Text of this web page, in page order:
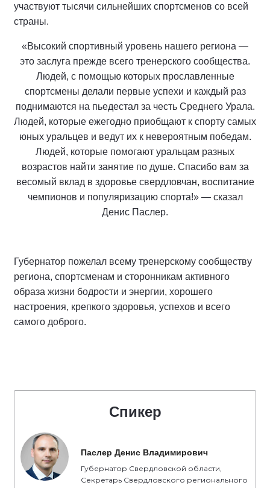
участвуют тысячи сильнейших спортсменов со всей
страны.
«Высокий спортивный уровень нашего региона —
это заслуга прежде всего тренерского сообщества.
Людей, с помощью которых прославленные
спортсмены делали первые успехи и каждый раз
поднимаются на пьедестал за честь Среднего Урала.
Людей, которые ежегодно приобщают к спорту самых
юных уральцев и ведут их к невероятным победам.
Людей, которые помогают уральцам разных
возрастов найти занятие по душе. Спасибо вам за
весомый вклад в здоровье свердловчан, воспитание
чемпионов и популяризацию спорта!» — сказал
Денис Паслер.
Губернатор пожелал всему тренерскому сообществу
региона, спортсменам и сторонникам активного
образа жизни бодрости и энергии, хорошего
настроения, крепкого здоровья, успехов и всего
самого доброго.
Спикер
Паслер Денис Владимирович
Губернатор Свердловской области,
Секретарь Свердловского регионального